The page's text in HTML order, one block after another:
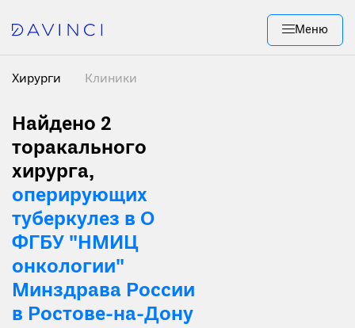
Меню
Хирурги Клиники
Найдено 2
торакального
хирурга,
оперирующих
туберкулез в О
ФГБУ "НМИЦ
онкологии"
Минздрава России
в Ростове-на-Дону